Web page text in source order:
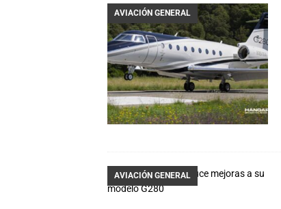
AVIACIÓN GENERAL
AVIACIÓN GENERAL